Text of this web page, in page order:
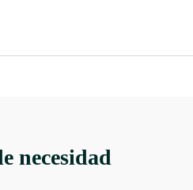
necesidad